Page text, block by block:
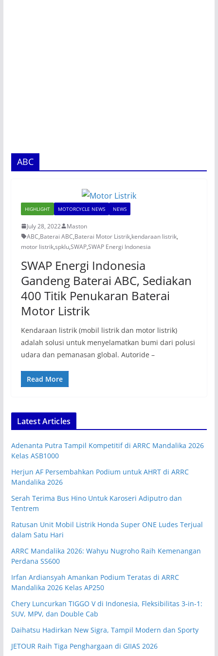
ABC
HIGHLIGHT MOTORCYCLE NEWS NEWS
July 28, 2022
Maston
ABC,Baterai ABC,Baterai Motor Listrik,kendaraan listrik,
motor listrik,spklu,SWAP,SWAP Energi Indonesia
SWAP Energi Indonesia
Gandeng Baterai ABC, Sediakan
400 Titik Penukaran Baterai
Motor Listrik
Kendaraan listrik (mobil listrik dan motor listrik)
adalah solusi untuk menyelamatkan bumi dari polusi
udara dan pemanasan global. Autoride –
Read More
Latest Articles
Adenanta Putra Tampil Kompetitif di ARRC Mandalika 2026
Kelas ASB1000
Herjun AF Persembahkan Podium untuk AHRT di ARRC
Mandalika 2026
Serah Terima Bus Hino Untuk Karoseri Adiputro dan
Tentrem
Ratusan Unit Mobil Listrik Honda Super ONE Ludes Terjual
dalam Satu Hari
ARRC Mandalika 2026: Wahyu Nugroho Raih Kemenangan
Perdana SS600
Irfan Ardiansyah Amankan Podium Teratas di ARRC
Mandalika 2026 Kelas AP250
Chery Luncurkan TIGGO V di Indonesia, Fleksibilitas 3-in-1:
SUV, MPV, dan Double Cab
Daihatsu Hadirkan New Sigra, Tampil Modern dan Sporty
JETOUR Raih Tiga Penghargaan di GIIAS 2026